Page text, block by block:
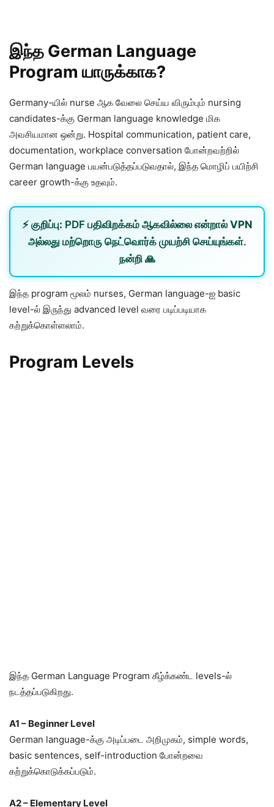
இந்த German Language
Program யாருக்காக?
Germany-யில் nurse ஆக வேலை செய்ய விரும்பும் nursing
candidates-க்கு German language knowledge மிக
அவசியமான ஒன்று. Hospital communication, patient care,
documentation, workplace conversation போன்றவற்றில்
German language பயன்படுத்தப்படுவதால், இந்த மொழிப் பயிற்சி
career growth-க்கு உதவும்.
⚡ குறிப்பு: PDF பதிவிறக்கம் ஆகவில்லை என்றால் VPN
அல்லது மற்றொரு நெட்வொர்க்முயற்சி செய்யுங்கள்.
நன்றி 🙏
இந்த program மூலம் nurses, German language-ஐ basic
level-ல் இருந்து advanced level வரை படிப்படியாக
கற்றுக்கொள்ளலாம்.
Program Levels
இந்த German Language Program கீழ்க்கண்ட levels-ல்
நடத்தப்படுகிறது.
A1 – Beginner Level
German language-க்கு அடிப்படை அறிமுகம், simple words,
basic sentences, self-introduction போன்றவை
கற்றுக்கொடுக்கப்படும்.
A2 – Elementary Level